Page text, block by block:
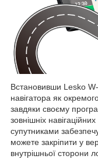
Встановивши Lesko
навігатора як
завдяки своєму
зовнішніх
супутниками
можете закріпити у
внутрішньої сторони